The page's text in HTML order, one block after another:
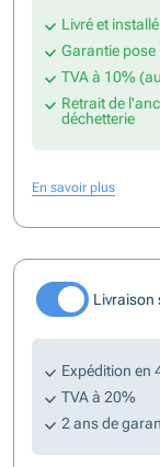
Livré et
Garantie pose
TVA à 10%
Retrait de
déchetterie
En savoir plus
Livraison
Expédition en
TVA à 20%
2 ans de